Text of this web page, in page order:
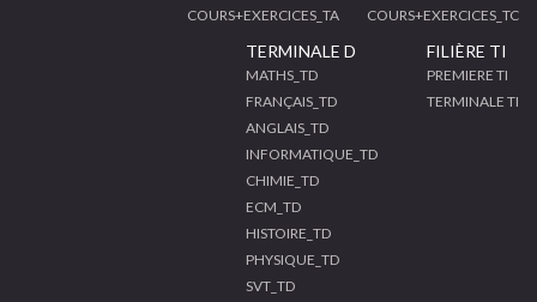
COURS+EXERCICES_TA
COURS+EXERCICES_TC
TERMINALE D
MATHS_TD
FRANÇAIS_TD
ANGLAIS_TD
INFORMATIQUE_TD
CHIMIE_TD
ECM_TD
HISTOIRE_TD
PHYSIQUE_TD
SVT_TD
FILIÈRE TI
PREMIERE TI
TERMINALE TI